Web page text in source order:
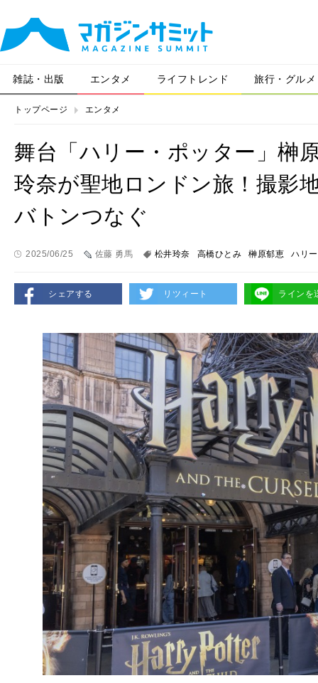
雑誌・出版 エンタメ ライフトレンド 旅行・グルメ
トップページ エンタメ
舞台「ハリー・ポッター」榊
玲奈が聖地ロンドン旅！撮影
バトンつなぐ
2025/06/25 佐藤 勇馬 松井玲奈 高橋ひとみ 榊原郁恵 ハリ
シェアする リツィート ラインを